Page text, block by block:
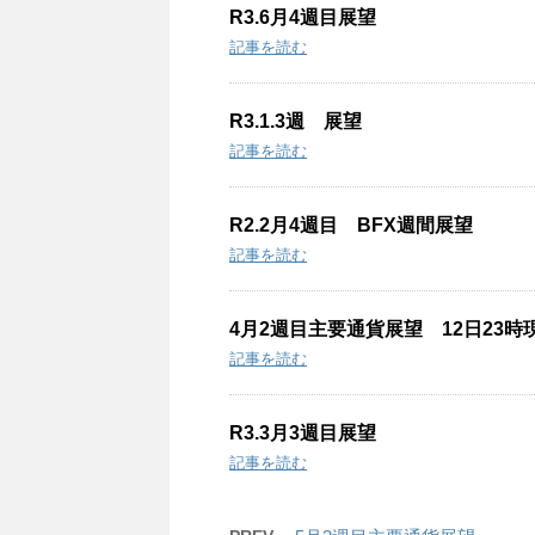
R3.6月4週目展望
記事を読む
R3.1.3週 展望
記事を読む
R2.2月4週目 BFX週間展望
記事を読む
4月2週目主要通貨展望 12日23時
記事を読む
R3.3月3週目展望
記事を読む